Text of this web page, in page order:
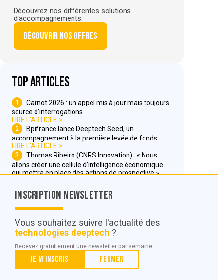
Découvrez nos différentes solutions
d'accompagnements.
Découvrir nos offres
Top articles
1
Carnot 2026 : un appel mis à jour mais toujours
source d’interrogations
LIRE L'ARTICLE
2
Bpifrance lance Deeptech Seed, un
accompagnement à la première levée de fonds
LIRE L'ARTICLE
3
Thomas Ribeiro (CNRS Innovation) : « Nous
allons créer une cellule d’intelligence économique
qui mettra en place des actions de prospective »
© POC Media 2026
Tous droits réservés.
Qui sommes nous ?
Mentions légales
Inscription Newsletter
Vous souhaitez suivre l'actualité des
technologies deeptech ?
Recevez gratuitement une newsletter par semaine
Je m'inscris Fermer